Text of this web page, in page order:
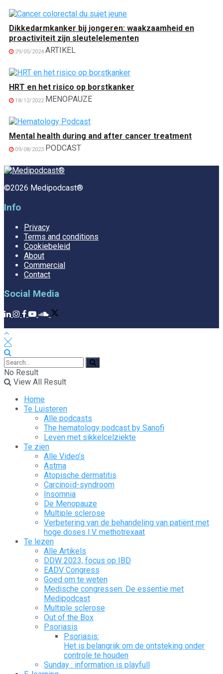
Dikkedarmkanker bij jongeren: waakzaamheid en
proactiviteit zijn sleutelelementen
29/05/2024 ARTIKEL
HRT en het risico op borstkanker
18/12/2022 MENOPAUZE
Mental health during and after cancer treatment
09/08/2023 PODCAST
©2026 Medipodcast®
Info
Privacy
Terms and conditions
Cookiebeleid
About
Commercial
Contact
Social Media
No Result
View All Result
Home
Te Luisteren
Alle podcasts
The hematology podcast by Sanofi
Leven met sikkelcelziekte
Te zien
Alle Video’s
Astma
Atopische dermatitis
Carcinoïd-syndroom
Insomnia
De Menopauze
Multiple sclerose
Verbetering van de behandeling van patiënt met
hoge doses I.V. methotrexaat
Te lezen
Alle Artikels
DDW 2023, focus op IBD
EADV Congress
Goed om te weten
Medische congressen: De essentie met
Medipodcast
Multiple sclerose
Out of the Box
Psoriasis
Psoriasis:
Het is belangrijk om de ontsteking onder
controle te houden
Sunday : information is playfull